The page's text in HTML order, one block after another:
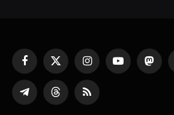
Facebook
X
(Twitter)
InstagramYouTube
Partager
sur
ThreadsRSS